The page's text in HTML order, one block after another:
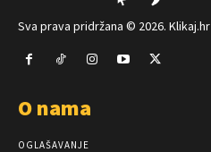
Sva prava pridržana © 2026. Klikaj.hr
O nama
OGLAŠAVANJE